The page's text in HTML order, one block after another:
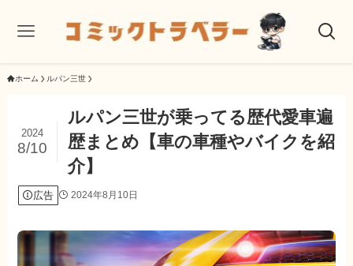
ホーム ルパン三世
ルパン三世が乗ってる歴代愛車遍
歴まとめ【車の車種やバイクを紹
介】
2024
8/10
広告 2024年8月10日